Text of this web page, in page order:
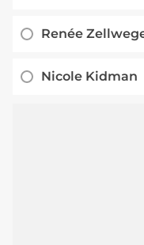
Renée
Nicole Kidman